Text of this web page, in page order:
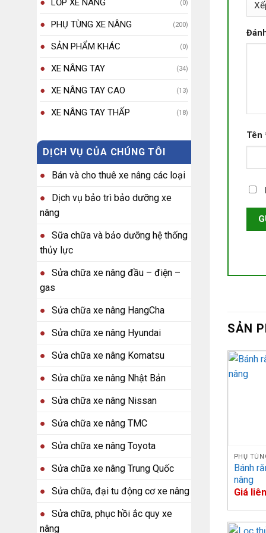
LỐP XE NÂNG (0)
PHỤ TÙNG XE NÂNG (200)
SẢN PHẨM KHÁC (0)
XE NÂNG TAY (34)
XE NÂNG TAY CAO (13)
XE NÂNG TAY THẤP (18)
DỊCH VỤ CỦA CHÚNG TÔI
Bán và cho thuê xe nâng các loại
Dịch vụ bảo trì bảo dưỡng xe
nâng
Sữa chữa và bảo dưỡng hệ thống
thủy lực
Sửa chữa xe nâng đầu – điện –
gas
Sửa chữa xe nâng HangCha
Sửa chữa xe nâng Hyundai
Sửa chữa xe nâng Komatsu
Sửa chữa xe nâng Nhật Bản
Sửa chữa xe nâng Nissan
Sửa chữa xe nâng TMC
Sửa chữa xe nâng Toyota
Sửa chữa xe nâng Trung Quốc
Sửa chữa, đại tu động cơ xe nâng
Sửa chữa, phục hồi ắc quy xe
nâng
Tên
SẢN
PHỤ
Bánh
nâng
Giá